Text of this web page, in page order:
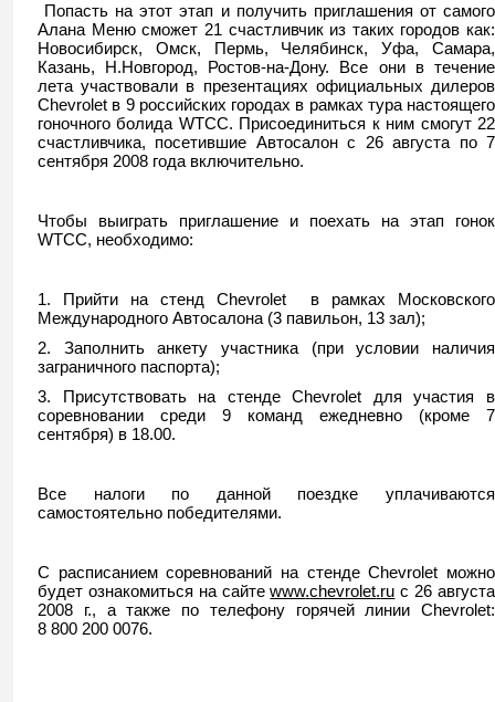
Попасть на этот этап и получить приглашения от самого
Алана Меню сможет 21 счастливчик из таких городов как:
Новосибирск, Омск, Пермь, Челябинск, Уфа, Самара,
Казань, Н.Новгород, Ростов-на-Дону. Все они в течение
лета участвовали в презентациях официальных дилеров
Chevrolet в 9 российских городах в рамках тура настоящего
гоночного болида WTCC. Присоединиться к ним смогут 22
счастливчика, посетившие Автосалон с 26 августа по 7
сентября 2008 года включительно.
Чтобы выиграть приглашение и поехать на этап гонок
WTCC, необходимо:
1. Прийти на стенд Chevrolet
в рамках Московского
Международного Автосалона (3 павильон, 13 зал);
2. Заполнить анкету участника (при условии наличия
заграничного паспорта);
3. Присутствовать на стендеChevrolet для участия в
соревновании среди 9 команд ежедневно (кроме 7
сентября) в 18.00.
Все налоги по данной поездке уплачиваются
самостоятельно победителями.
С расписанием соревнований на стендеChevrolet можно
будет ознакомиться на сайтеwww.chevrolet.ru с 26 августа
2008 г., а также по телефону горячей линии Chevrolet:
8 800 200 0076.